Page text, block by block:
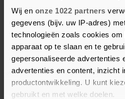
Wij en onze 1022 partners
gegevens (bijv. uw IP-adres)
technologieën zoals cookies om
apparaat op te slaan en te
gepersonaliseerde advertenties
advertenties en content, inzicht
productontwikkeling. U kunt
gebruikt en met welke doelen.